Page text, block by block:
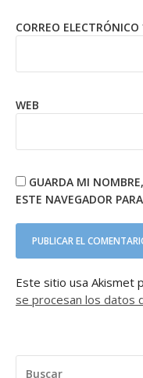
CORREO ELECTRÓNICO
WEB
GUARDA MI
ESTE NAVEGADOR
Este sitio usa Akismet
se procesan los datos